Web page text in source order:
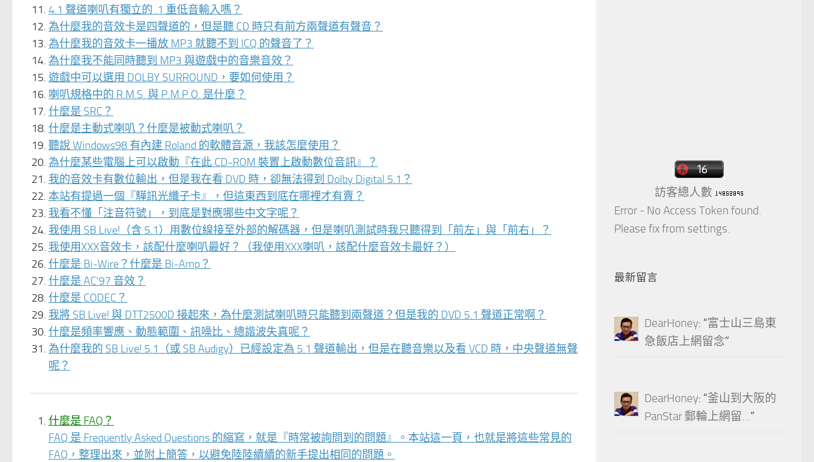
4.1 聲道喇叭有獨立的 .1 重低音輸入嗎？
為什麼我的音效卡是四聲道的，但是聽 CD 時只有前方兩聲道有聲音？
為什麼我的音效卡一播放 MP3 就聽不到 ICQ 的聲音了？
為什麼我不能同時聽到 MP3 與遊戲中的音樂音效？
遊戲中可以選用 DOLBY SURROUND，要如何使用？
喇叭規格中的 R.M.S. 與 P.M.P.O. 是什麼？
什麼是 SRC？
什麼是主動式喇叭？什麼是被動式喇叭？
聽說 Windows98 有內建 Roland 的軟體音源，我該怎麼使用？
為什麼某些電腦上可以啟動『在此 CD-ROM 裝置上啟動數位音訊』？
我的音效卡有數位輸出，但是我在看 DVD 時，卻無法得到 Dolby Digital 5.1？
本站有提過一個『驊訊光纖子卡』，但這東西到底在哪裡才有賣？
我看不懂「注音符號」，到底是對應哪些中文字呢？
我使用 SB Live!（含 5.1）用數位線接至外部的解碼器，但是喇叭測試時我只聽得到「前左」與「前右」？
我使用XXX音效卡，該配什麼喇叭最好？（我使用XXX喇叭，該配什麼音效卡最好？）
什麼是 Bi-Wire？什麼是 Bi-Amp？
什麼是 AC’97 音效？
什麼是 CODEC？
我將 SB Live! 與 DTT2500D 接起來，為什麼測試喇叭時只能聽到兩聲道？但是我的 DVD 5.1 聲道正常啊？
什麼是頻率響應、動態範圍、訊噪比、總諧波失真呢？
為什麼我的 SB Live! 5.1（或 SB Audigy）已經設定為 5.1 聲道輸出，但是在聽音樂以及看 VCD 時，中央聲道無聲
呢？
什麼是 FAQ？
FAQ 是 Frequently Asked Questions 的縮寫，就是『時常被詢問到的問題』。本站這一頁，也就是將這些常見的
FAQ，整理出來，並附上簡答，以避免陸陸續續的新手提出相同的問題。
訪客總人數
Error - No Access Token found.
Please fix from settings.
最新留言
DearHoney: “富士山三島東
急飯店上網留念”
DearHoney: “釜山到大阪的
PanStar 郵輪上網留…”